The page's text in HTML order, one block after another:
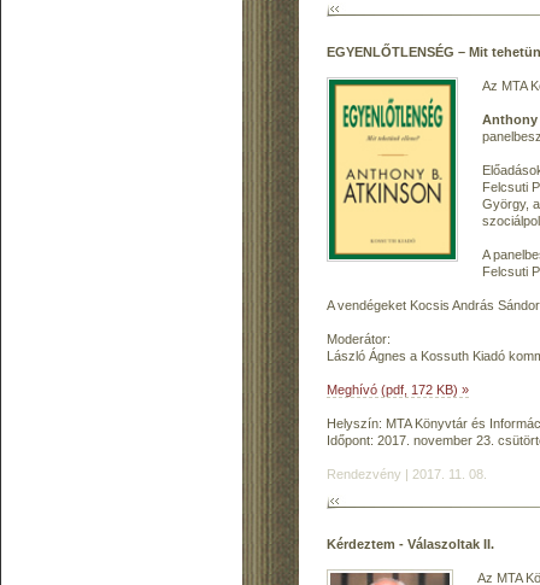
EGYENLŐTLENSÉG – Mit
Az MTA
Anthony
Felcsuti
György,
A
Felcsuti
A vendégeket Kocsis András
Moderátor:
László Ágnes a Kossuth Kiadó
Meghívó (pdf, 172 KB) »
Helyszín: MTA Könyvtár és
Időpont: 2017. november 23.
Rendezvény | 2017. 11. 08.
Kérdeztem - Válaszoltak II.
Az MTA